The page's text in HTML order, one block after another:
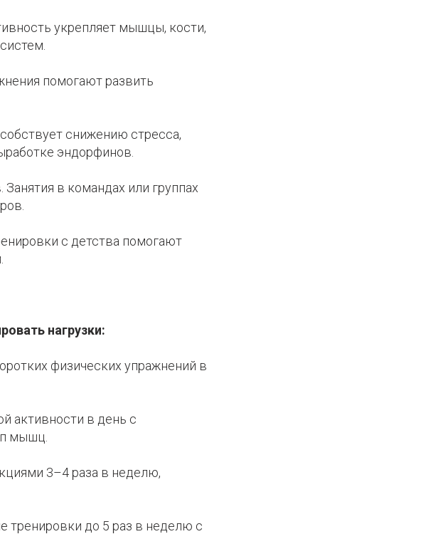
укрепляет мышцы, кости,
помогают развить
снижению стресса,
эндорфинов.
в командах или группах
с детства помогают
нагрузки:
физических упражнений в
активности в день с
мышц.
3–4 раза в неделю,
тренировки до 5 раз в неделю с